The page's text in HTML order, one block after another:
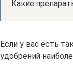
Какие
Если у вас есть
удобрений